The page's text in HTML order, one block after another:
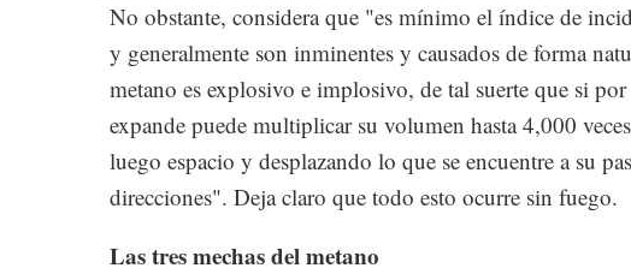
No obstante, considera que "es mínimo el índice de
y generalmente son inminentes y causados de forma
metano es explosivo e implosivo, de tal suerte que si por
expande puede multiplicar su volumen hasta 4,000
luego espacio y desplazando lo que se encuentre a su
direcciones". Deja claro que todo esto ocurre sin fuego.
Las tres mechas del metano